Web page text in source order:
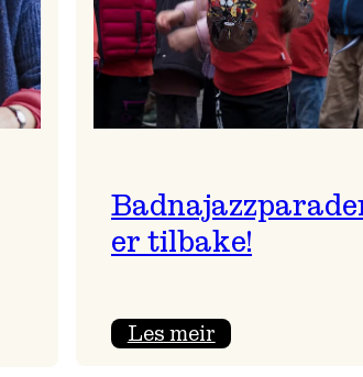
er tilbake!
Les meir: